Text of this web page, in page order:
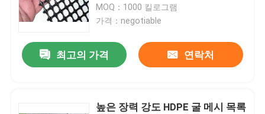
MOQ：1000 킬로그램
가격：negotiable
최고의 가격 연락처
높은 장력 강도 HDPE 굴 메시 목록